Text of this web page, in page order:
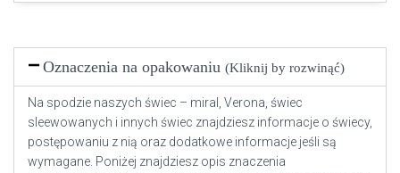
Oznaczenia na opakowaniu (Kliknij by rozwinąć)
Na spodzie naszych świec – miral, Verona, świec
sleewowanych i innych świec znajdziesz informacje o świecy,
postępowaniu z nią oraz dodatkowe informacje jeśli są
wymagane. Poniżej znajdziesz opis znaczenia